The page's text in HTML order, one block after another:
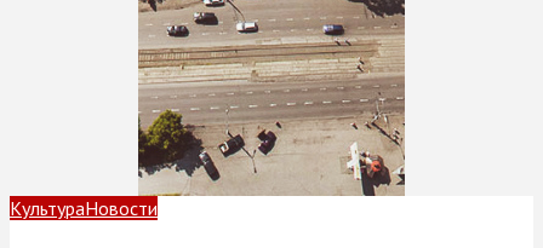
КультураНовости